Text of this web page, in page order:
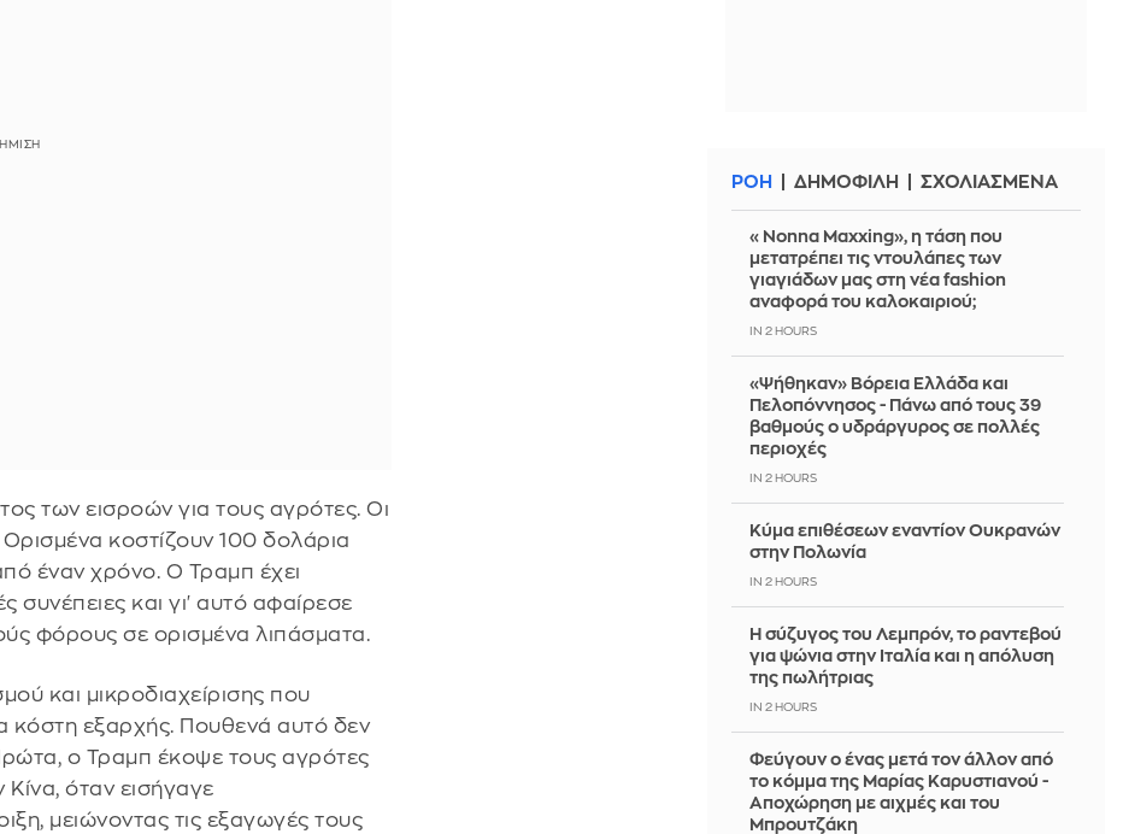
των εισροών για τους αγρότες. Οι
κοστίζουν 100 δολάρια
έναν χρόνο. Ο Τραμπ έχει
συνέπειες και γι' αυτό αφαίρεσε
φόρους σε ορισμένα λιπάσματα.
και μικροδιαχείρισης που
εξαρχής. Πουθενά αυτό δεν
Πρώτα, ο Τραμπ έκοψε τους αγρότες
όταν εισήγαγε
μειώνοντας τις εξαγωγές τους
ΡΟΗ ΔΗΜΟΦΙΛΗ ΣΧΟΛΙΑΣΜΕΝΑ
«Nonna Maxxing», η τάση που
μετατρέπει τις ντουλάπες των
γιαγιάδων μας στη νέα fashion
αναφορά του καλοκαιριού;
IN 2 HOURS
«Ψήθηκαν» Βόρεια Ελλάδα και
Πελοπόννησος - Πάνω από τους 39
βαθμούς ο υδράργυρος σε πολλές
περιοχές
IN 2 HOURS
Κύμα επιθέσεων εναντίον Ουκρανών
στην Πολωνία
IN 2 HOURS
Η σύζυγος του Λεμπρόν, το ραντεβού
για ψώνια στην Ιταλία και η απόλυση
της πωλήτριας
IN 2 HOURS
Φεύγουν ο ένας μετά τον άλλον από
το κόμμα της Μαρίας Καρυστιανού -
Αποχώρηση με αιχμές και του
Μπρουτζάκη